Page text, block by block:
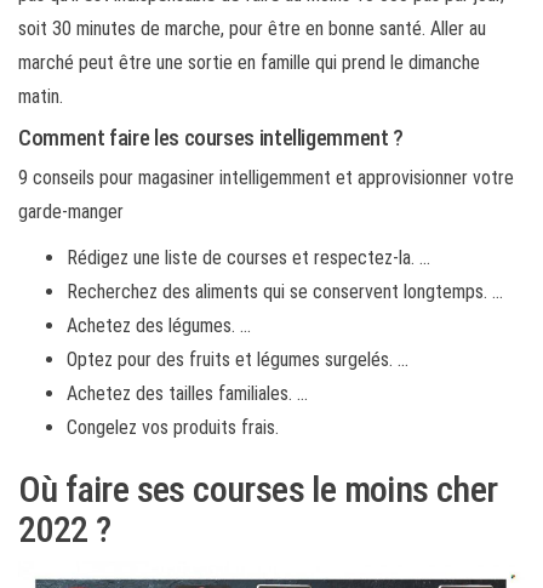
soit 30 minutes de marche, pour être en bonne santé. Aller au
marché peut être une sortie en famille qui prend le dimanche
matin.
Comment faire les courses intelligemment ?
9 conseils pour magasiner intelligemment et approvisionner votre
garde-manger
Rédigez une liste de courses et respectez-la. …
Recherchez des aliments qui se conservent longtemps. …
Achetez des légumes. …
Optez pour des fruits et légumes surgelés. …
Achetez des tailles familiales. …
Congelez vos produits frais.
Où faire ses courses le moins cher
2022 ?